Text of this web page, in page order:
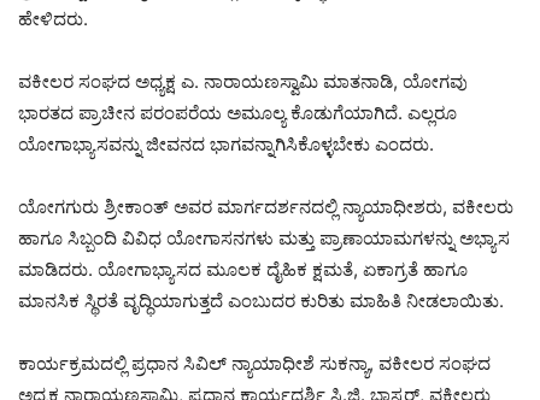
ಹೇಳಿದರು.
ವಕೀಲರ ಸಂಘದ ಅಧ್ಯಕ್ಷ ಎ. ನಾರಾಯಣಸ್ವಾಮಿ ಮಾತನಾಡಿ, ಯೋಗವು
ಭಾರತದ ಪ್ರಾಚೀನ ಪರಂಪರೆಯ ಅಮೂಲ್ಯ ಕೊಡುಗೆಯಾಗಿದೆ. ಎಲ್ಲರೂ
ಯೋಗಾಭ್ಯಾಸವನ್ನು ಜೀವನದ ಭಾಗವನ್ನಾಗಿಸಿಕೊಳ್ಳಬೇಕು ಎಂದರು.
ಯೋಗಗುರು ಶ್ರೀಕಾಂತ್ ಅವರ ಮಾರ್ಗದರ್ಶನದಲ್ಲಿ ನ್ಯಾಯಾಧೀಶರು, ವಕೀಲರು
ಹಾಗೂ ಸಿಬ್ಬಂದಿ ವಿವಿಧ ಯೋಗಾಸನಗಳು ಮತ್ತು ಪ್ರಾಣಾಯಾಮಗಳನ್ನು ಅಭ್ಯಾಸ
ಮಾಡಿದರು. ಯೋಗಾಭ್ಯಾಸದ ಮೂಲಕ ದೈಹಿಕ ಕ್ಷಮತೆ, ಏಕಾಗ್ರತೆ ಹಾಗೂ
ಮಾನಸಿಕ ಸ್ಥಿರತೆ ವೃದ್ಧಿಯಾಗುತ್ತದೆ ಎಂಬುದರ ಕುರಿತು ಮಾಹಿತಿ ನೀಡಲಾಯಿತು.
ಕಾರ್ಯಕ್ರಮದಲ್ಲಿ ಪ್ರಧಾನ ಸಿವಿಲ್ ನ್ಯಾಯಾಧೀಶೆ ಸುಕನ್ಯಾ, ವಕೀಲರ ಸಂಘದ
ಅಧ್ಯಕ್ಷ ನಾರಾಯಣಸ್ವಾಮಿ, ಪ್ರಧಾನ ಕಾರ್ಯದರ್ಶಿ ಸಿ.ಜಿ. ಭಾಸ್ಕರ್, ವಕೀಲರು